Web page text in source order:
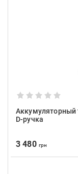
Аккумуляторный
D-ручка
3 480 грн